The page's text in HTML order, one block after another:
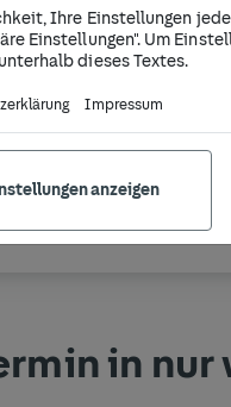
Ihre Einstellungen
Einstellungen". Um
dieses Textes.
Impressum
anzeigen
und
eine
„erwischt“
in